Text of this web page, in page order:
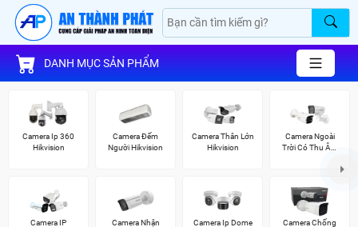
DANH MỤC SẢN PHẨM
Camera Ip 360
Hikvision
Camera Đếm
Người Hikvision
Camera Thân Lớn
Hikvision
Camera Ngoài
Trời Có Thu Âm
Camera IP
Camera Nhận
Camera Ip Dome
Camera Chống